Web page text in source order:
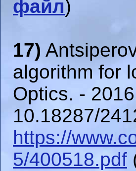
файл)
17)
algorithm for
Optics. -
10.18287/
https://
5/400518.pdf